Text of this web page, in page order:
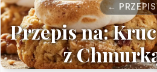
←
Przepis na:
z